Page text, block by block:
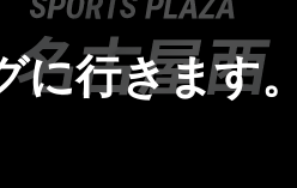
行きます。